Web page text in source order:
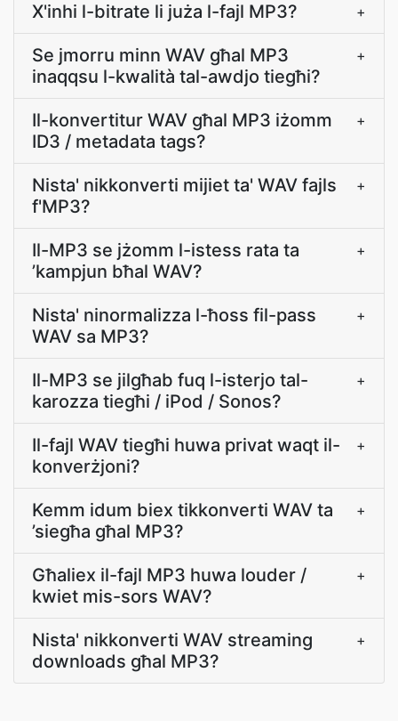
X'inhi l-bitrate li juża l-fajl MP3? +
Se jmorru minn WAV għal MP3
inaqqsu l-kwalità tal-awdjo tiegħi?
+
Il-konvertitur WAV għal MP3 iżomm
ID3 / metadata tags?
+
Nista' nikkonverti mijiet ta' WAV fajls
f'MP3?
+
Il-MP3 se jżomm l-istess rata ta
’kampjun bħal WAV?
+
Nista' ninormalizza l-ħoss fil-pass
WAV sa MP3?
+
Il-MP3 se jilgħab fuq l-isterjo tal-
karozza tiegħi / iPod / Sonos?
+
Il-fajl WAV tiegħi huwa privat waqt il-
konverżjoni?
+
Kemm idum biex tikkonverti WAV ta
’siegħa għal MP3?
+
Għaliex il-fajl MP3 huwa louder /
kwiet mis-sors WAV?
+
Nista' nikkonverti WAV streaming
downloads għal MP3?
+